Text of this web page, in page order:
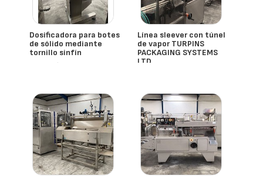
Dosificadora para botes
de sólido mediante
tornillo sinfín
- España
Línea sleever con túnel
de vapor TURPINS
PACKAGING SYSTEMS
LTD